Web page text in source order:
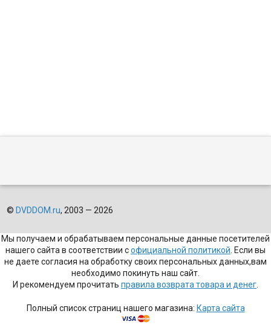
© DVDDOM.ru, 2003 — 2026
Мы получаем и обрабатываем персональные данные посетителей
нашего сайта в соответствии софициальной политикой. Если вы
не даете согласия на обработку своих персональных данных,вам
необходимо покинуть наш сайт.
И рекомендуем прочитать правила возврата товара и денег.
Полный список страниц нашего магазина: Карта сайта